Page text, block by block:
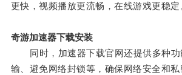
更快，视频播放更流畅，在线游戏更稳定
奇游加速器下载安装
同时，加速器下载官网还提供多种功
输、避免网络封锁等，确保网络安全和私